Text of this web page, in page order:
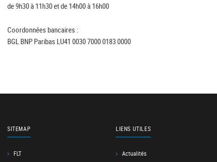
de 9h30 à 11h30 et de 14h00 à 16h00
Coordonnées bancaires :
BGL BNP Paribas LU41 0030 7000 0183 0000
SITEMAP
FLT
LIENS UTILES
Actualités